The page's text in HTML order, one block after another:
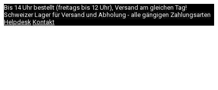
Bis 14 Uhr bestellt (freitags bis 12 Uhr), Versand am gleichen Tag!
Schweizer Lager für Versand und Abholung - alle gängigen Zahlungsarten
Helpdesk Kontakt